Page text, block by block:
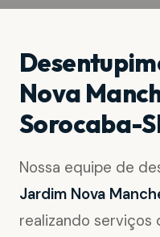
Nova
Sorocaba-
Nossa equipe de
Jardim Nova
realizando serviços